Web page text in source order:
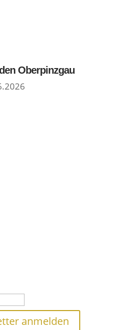
Oberpinzgau
anmelden